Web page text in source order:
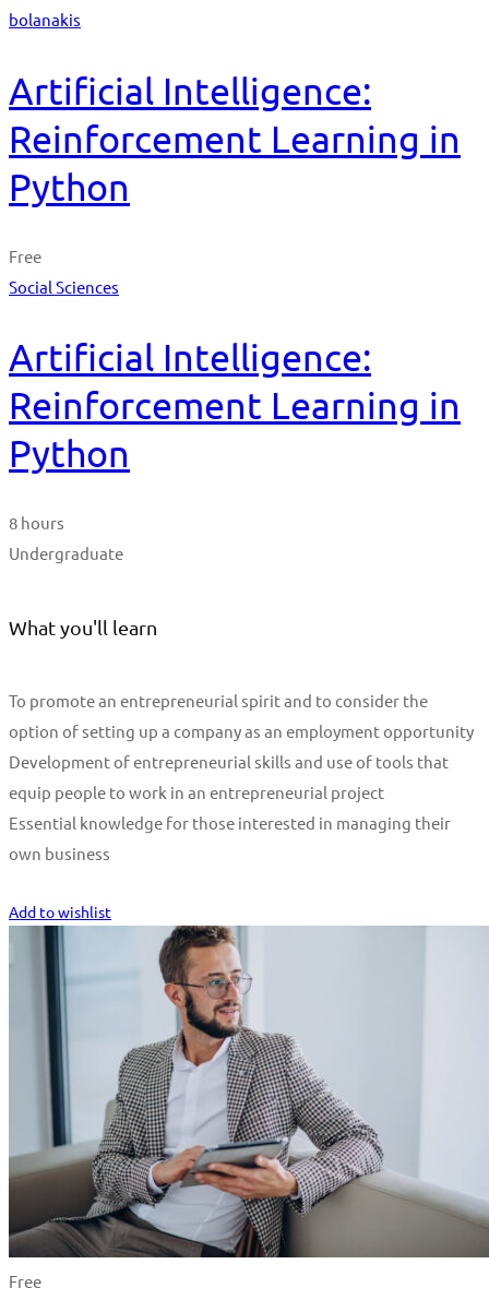
bolanakis
Artificial Intelligence:
Reinforcement Learning in
Python
Free
Social Sciences
Artificial Intelligence:
Reinforcement Learning in
Python
8 hours
Undergraduate
What you'll learn
To promote an entrepreneurial spirit and to consider the
option of setting up a company as an employment opportunity
Development of entrepreneurial skills and use of tools that
equip people to work in an entrepreneurial project
Essential knowledge for those interested in managing their
own business
Add to wishlist
Free